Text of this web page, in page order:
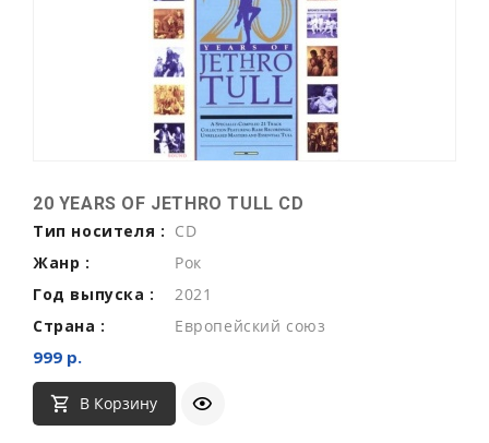
20 YEARS OF JETHRO TULL CD
Тип носителя : CD
Жанр :
Рок
Год выпуска :
2021
Страна :
Европейский союз
999 р.
В Корзину